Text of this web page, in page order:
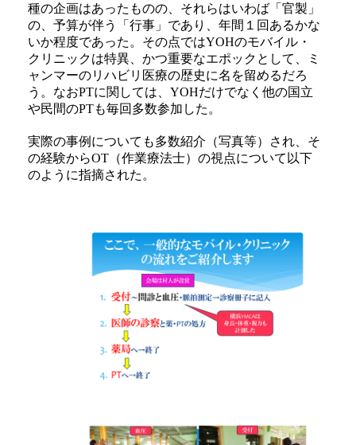
種の企画はあったものの、それらはいわば「官製」
の、予算が伴う「行事」であり、年間１回あるかな
いか程度であった。その点ではYOHのモバイル・
クリニックは特異、かつ重要なエポックとして、ミ
ャンマーのリハビリ医療の歴史に名を留めるだろ
う。なおPTに関しては、YOHだけでなく他の国立
や民間のPTも毎回多数参加した。
実際の事例についても多数紹介（写真等）され、そ
の経験からOT（作業療法士）の視点について以下
のように指摘された。